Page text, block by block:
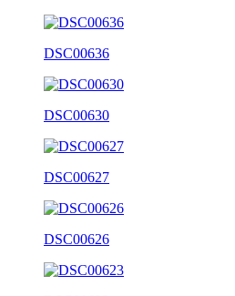
DSC00636
DSC00630
DSC00627
DSC00626